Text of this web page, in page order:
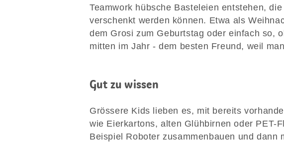
Teamwork hübsche Basteleien entstehen,
verschenkt werden können. Etwa als
dem Grosi zum Geburtstag oder einfach so,
mitten im Jahr - dem besten Freund, weil
Gut zu wissen
Grössere Kids lieben es, mit bereits
wie Eierkartons, alten Glühbirnen oder PET-
Beispiel Roboter zusammenbauen und dann